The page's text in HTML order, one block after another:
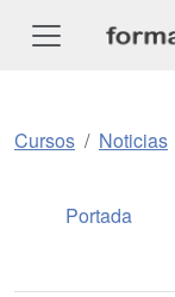
Cursos Noticias
Portada